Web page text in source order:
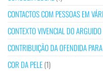
CONTACTOS COM PESSOAS EM
CONTEXTO VIVENCIAL DO
CONTRIBUIÇÃO DA OFENDIDA
COR DA PELE(1)